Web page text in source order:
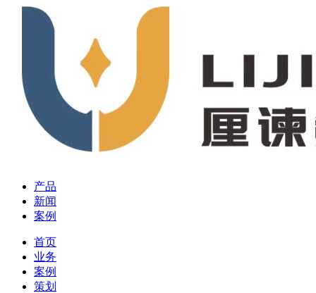
产品
新闻
案例
首页
业务
案例
策划